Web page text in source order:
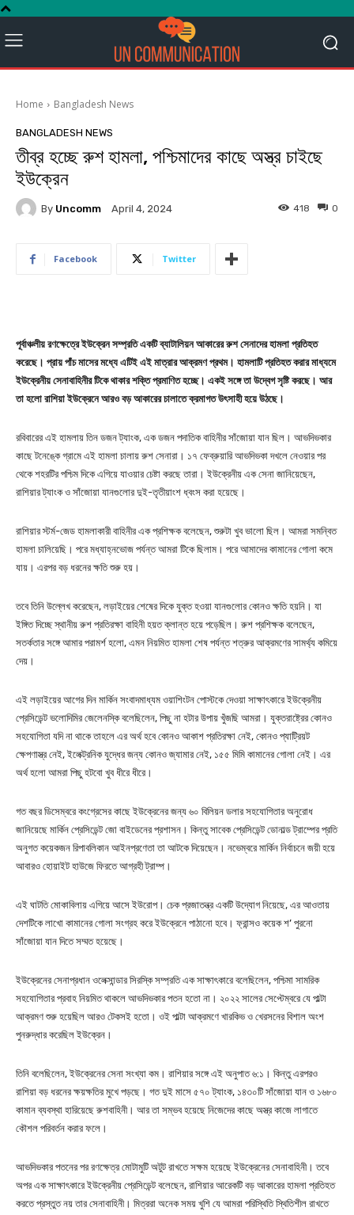
Home Bangladesh News
BANGLADESH NEWS
তীব্র হচ্ছে রুশ হামলা, পশ্চিমাদের কাছে অস্ত্র চাইছে
ইউক্রেন
By Uncomm April 4, 2024 0
418
Facebook Twitter
পূর্বাঞ্চলীয় রণক্ষেত্রে ইউক্রেন সম্প্রতি একটি ব্যাটালিয়ন আকারের রুশ সেনাদের হামলা প্রতিহত
করেছে। প্রায় পাঁচ মাসের মধ্যে এটিই এই মাত্রার আক্রমণ প্রথম। হামলাটি প্রতিহত করার মাধ্যমে
ইউক্রেনীয় সেনাবাহিনীর টিকে থাকার শক্তি প্রমাণিত হচ্ছে। একই সঙ্গে তা উদ্বেগ সৃষ্টি করছে। আর
তা হলো রাশিয়া ইউক্রেনে আরও বড় আকারের চালাতে ক্রমাগত উৎসাহী হয়ে উঠছে।
রবিবারের এই হামলায় তিন ডজন ট্যাংক, এক ডজন পদাতিক বাহিনীর সাঁজোয়া যান ছিল। আভদিভকার
কাছে টনেঙ্কে গ্রামে এই হামলা চালায় রুশ সেনারা। ১৭ ফেব্রুয়ারি আভদিভকা দখলে নেওয়ার পর
থেকে শহরটির পশ্চিম দিকে এগিয়ে যাওয়ার চেষ্টা করছে তারা। ইউক্রেনীয় এক সেনা জানিয়েছেন,
রাশিয়ার ট্যাংক ও সাঁজোয়া যানগুলোর দুই-তৃতীয়াংশ ধ্বংস করা হয়েছে।
রাশিয়ার স্টর্ম-জেড হামলাকারী বাহিনীর এক প্রশিক্ষক বলেছেন, শুরুটা খুব ভালো ছিল। আমরা সমন্বিত
হামলা চালিয়েছি। পরে মধ্যাহ্নভোজ পর্যন্ত আমরা টিকে ছিলাম। পরে আমাদের কামানের গোলা কমে
যায়। এরপর বড় ধরনের ক্ষতি শুরু হয়।
তবে তিনি উল্লেখ করেছেন, লড়াইয়ের শেষের দিকে যুক্ত হওয়া যানগুলোর কোনও ক্ষতি হয়নি। যা
ইঙ্গিত দিচ্ছে স্থানীয় রুশ প্রতিরক্ষা বাহিনী হয়ত ক্লান্ত হয়ে পড়েছিল। রুশ প্রশিক্ষক বলেছেন,
সতর্কতার সঙ্গে আমার পরামর্শ হলো, এমন নিয়মিত হামলা শেষ পর্যন্ত শত্রুর আক্রমণের সামর্থ্য কমিয়ে
দেয়।
এই লড়াইয়ের আগের দিন মার্কিন সংবাদমাধ্যম ওয়াশিংটন পোস্টকে দেওয়া সাক্ষাৎকারে ইউক্রেনীয়
প্রেসিডেন্ট ভলোদিমির জেলেনস্কি বলেছিলেন, পিছু না হটার উপায় খুঁজছি আমরা। যুক্তরাষ্ট্রের কোনও
সহযোগিতা যদি না থাকে তাহলে এর অর্থ হবে কোনও আকাশ প্রতিরক্ষা নেই, কোনও প্যাট্রিয়ট
ক্ষেপণাস্ত্র নেই, ইলেক্ট্রনিক যুদ্ধের জন্য কোনও জ্যামার নেই, ১৫৫ মিমি কামানের গোলা নেই। এর
অর্থ হলো আমরা পিছু হটবো খুব ধীরে ধীরে।
গত বছর ডিসেম্বরে কংগ্রেসের কাছে ইউক্রেনের জন্য ৬০ বিলিয়ন ডলার সহযোগিতার অনুরোধ
জানিয়েছে মার্কিন প্রেসিডেন্ট জো বাইডেনের প্রশাসন। কিন্তু সাবেক প্রেসিডেন্ট ডোনাল্ড ট্রাম্পের প্রতি
অনুগত কয়েকজন রিপাবলিকান আইনপ্রণেতা তা আটকে দিয়েছেন। নভেম্বরে মার্কিন নির্বাচনে জয়ী হয়ে
আবারও হোয়াইট হাউজে ফিরতে আগ্রহী ট্রাম্প।
এই ঘাটতি মোকাবিলায় এগিয়ে আসে ইউরোপ। চেক প্রজাতন্ত্র একটি উদ্যোগ নিয়েছে, এর আওতায়
দেশটিকে লাখো কামানের গোলা সংগ্রহ করে ইউক্রেনে পাঠানো হবে। ফ্রান্সও কয়েক শ’ পুরনো
সাঁজোয়া যান দিতে সম্মত হয়েছে।
ইউক্রেনের সেনাপ্রধান ওলেক্সান্ডার সিরস্কি সম্প্রতি এক সাক্ষাৎকারে বলেছিলেন, পশ্চিমা সামরিক
সহযোগিতার প্রবাহ নিয়মিত থাকলে আভদিভকার পতন হতো না। ২০২২ সালের সেপ্টেম্বরে যে পাল্টা
আক্রমণ শুরু হয়েছিল আরও টেকসই হতো। ওই পাল্টা আক্রমণে খারকিভ ও খেরসনের বিশাল অংশ
পুনরুদ্ধার করেছিল ইউক্রেন।
তিনি বলেছিলেন, ইউক্রেনের সেনা সংখ্যা কম। রাশিয়ার সঙ্গে এই অনুপাত ৬:১। কিন্তু এরপরও
রাশিয়া বড় ধরনের ক্ষয়ক্ষতির মুখে পড়ছে। গত দুই মাসে ৫৭০ ট্যাংক, ১৪৩০টি সাঁজোয়া যান ও ১৬৮০
কামান ব্যবস্থা হারিয়েছে রুশবাহিনী। আর তা সম্ভব হয়েছে নিজেদের কাছে অস্ত্র কাজে লাগাতে
কৌশল পরিবর্তন করার ফলে।
আভদিভকার পতনের পর রণক্ষেত্র মোটামুটি অটুট রাখতে সক্ষম হয়েছে ইউক্রেনের সেনাবাহিনী। তবে
অপর এক সাক্ষাৎকারে ইউক্রেনীয় প্রেসিডেন্ট বলেছেন, রাশিয়ার আরেকটি বড় আকারের হামলা প্রতিহত
করতে প্রস্তুত নয় তার সেনাবাহিনী। মিত্ররা অনেক সময় খুশি যে আমরা পরিস্থিতি স্থিতিশীল রাখতে